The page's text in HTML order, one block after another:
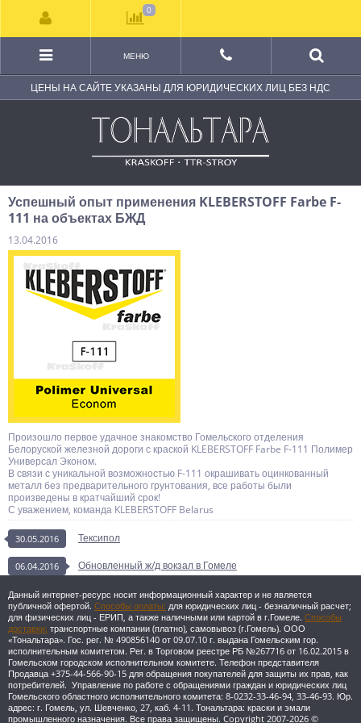
ЦЕНЫ НА САЙТЕ УКАЗАНЫ ДЛЯ ЮРИДИЧЕСКИХ ЛИЦ БЕЗ НДС
МЕНЮ
Успешный опыт применения KLEBERSTOFF Farbe F-
111 на объектах БЖД
13.04.2016
Произошло первое удачное знакомство Гомельского отделения
Белоруской железной дороги с краской KLEBERSTOFF Farbe F-111 Полимер
Универсал Эконом.
В связи с уникальной возможностью F-111 окрашивать оцинкованный
металл без предварительного грунтования, все работы были
произведены в кратчайший срок!
С уважением, команда KLEBERSTOFF Belarus
30.05.2016
Тексипол
Обновленный ж/д вокзал в Гомеле
06.04.2016
Данный интернет-ресурс носит информационный характер и не является
публичной офертой. Способы оплаты: для юридических лиц - безналичный расчет;
для физических лиц - ЕРИП, а также наличными или картой в г.Гомеле. Способы
доставки: транспортные компании (платно), самовывоз (г.Гомель). ООО
«Тональтара». Гос. рег. № 490856140 от 09.07.10 г. выдана Гомельским гор.
исполнительным комитетом. Рег. в Торговом реестре РБ №267716 от 16.02.2015 в
Гомельском городском исполнительном комитете. Телефон представителя
Продавца +375-44-566-90-15 для обращения покупателей для защиты их прав, как
потребителей. Управление по работе с обращениями граждан и юридических лиц
Гомельского областного исполнительного комитета: 8-0232-33-46-94, 33-46-93. Юр.
адрес: г. Гомель, ул. Шевченко, 27, каб. 4-11. Тональтара: краски и эмали
промышленного назначения. Все права защищены. Copyright 2007-2026 ©
0